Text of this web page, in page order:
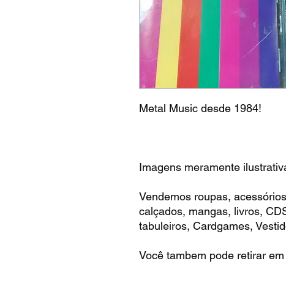
Metal Music desde 1984!
Imagens meramente
Vendemos roupas,
calçados, mangas, livros,
tabuleiros, Cardgames,
Você tambem pode retirar